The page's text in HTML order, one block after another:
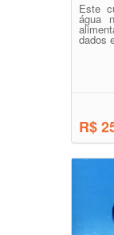
Este
água
dados
R$